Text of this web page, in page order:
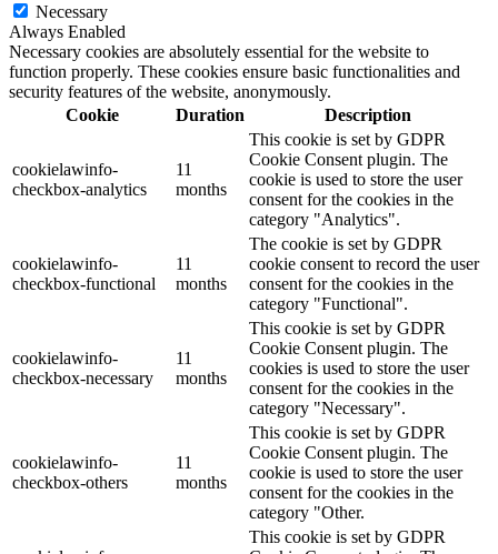
Necessary
Always Enabled
Necessary cookies are absolutely essential for the website to
function properly. These cookies ensure basic functionalities and
security features of the website, anonymously.
Cookie
Duration Description
cookielawinfo-
checkbox-analytics
11
months
This cookie is set by GDPR
Cookie Consent plugin. The
cookie is used to store the user
consent for the cookies in the
category "Analytics".
cookielawinfo-
checkbox-functional
11
months
The cookie is set by GDPR
cookie consent to record the user
consent for the cookies in the
category "Functional".
cookielawinfo-
checkbox-necessary
11
months
This cookie is set by GDPR
Cookie Consent plugin. The
cookies is used to store the user
consent for the cookies in the
category "Necessary".
cookielawinfo-
checkbox-others
11
months
This cookie is set by GDPR
Cookie Consent plugin. The
cookie is used to store the user
consent for the cookies in the
category "Other.
This cookie is set by GDPR